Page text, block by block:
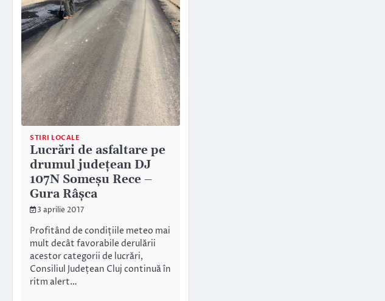
STIRI LOCALE
Lucrări de asfaltare pe
drumul judeţean DJ
107N Someşu Rece –
Gura Râşca
3 aprilie 2017
Profitând de condițiile meteo mai
mult decât favorabile derulării
acestor categorii de lucrări,
Consiliul Județean Cluj continuă în
ritm alert…